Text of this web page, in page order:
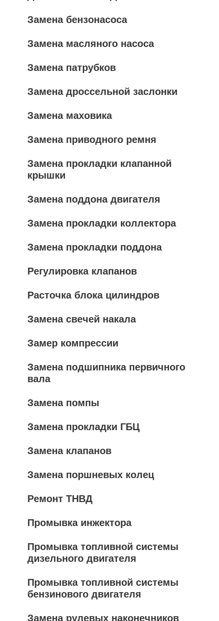
Замена бензонасоса
Замена масляного насоса
Замена патрубков
Замена дроссельной заслонки
Замена маховика
Замена приводного ремня
Замена прокладки клапанной
крышки
Замена поддона двигателя
Замена прокладки коллектора
Замена прокладки поддона
Регулировка клапанов
Расточка блока цилиндров
Замена свечей накала
Замер компрессии
Замена подшипника первичного
вала
Замена помпы
Замена прокладки ГБЦ
Замена клапанов
Замена поршневых колец
Ремонт ТНВД
Промывка инжектора
Промывка топливной системы
дизельного двигателя
Промывка топливной системы
бензинового двигателя
Замена рулевых наконечников